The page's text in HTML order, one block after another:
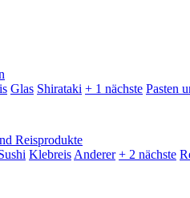
Glas Shirataki + 1 nächste Pasten
Reisprodukte
Klebreis Anderer + 2 nächste